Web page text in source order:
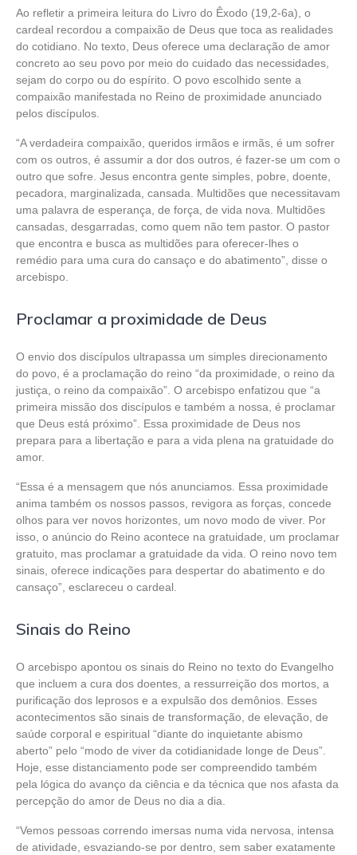
Ao refletir a primeira leitura do Livro do Êxodo (19,2-6a), o
cardeal recordou a compaixão de Deus que toca as realidades
do cotidiano. No texto, Deus oferece uma declaração de amor
concreto ao seu povo por meio do cuidado das necessidades,
sejam do corpo ou do espírito. O povo escolhido sente a
compaixão manifestada no Reino de proximidade anunciado
pelos discípulos.
“A verdadeira compaixão, queridos irmãos e irmãs, é um sofrer
com os outros, é assumir a dor dos outros, é fazer-se um com o
outro que sofre. Jesus encontra gente simples, pobre, doente,
pecadora, marginalizada, cansada. Multidões que necessitavam
uma palavra de esperança, de força, de vida nova. Multidões
cansadas, desgarradas, como quem não tem pastor. O pastor
que encontra e busca as multidões para oferecer-lhes o
remédio para uma cura do cansaço e do abatimento”, disse o
arcebispo.
Proclamar a proximidade de Deus
O envio dos discípulos ultrapassa um simples direcionamento
do povo, é a proclamação do reino “da proximidade, o reino da
justiça, o reino da compaixão”. O arcebispo enfatizou que “a
primeira missão dos discípulos e também a nossa, é proclamar
que Deus está próximo”. Essa proximidade de Deus nos
prepara para a libertação e para a vida plena na gratuidade do
amor.
“Essa é a mensagem que nós anunciamos. Essa proximidade
anima também os nossos passos, revigora as forças, concede
olhos para ver novos horizontes, um novo modo de viver. Por
isso, o anúncio do Reino acontece na gratuidade, um proclamar
gratuito, mas proclamar a gratuidade da vida. O reino novo tem
sinais, oferece indicações para despertar do abatimento e do
cansaço”, esclareceu o cardeal.
Sinais do Reino
O arcebispo apontou os sinais do Reino no texto do Evangelho
que incluem a cura dos doentes, a ressurreição dos mortos, a
purificação dos leprosos e a expulsão dos demônios. Esses
acontecimentos são sinais de transformação, de elevação, de
saúde corporal e espiritual “diante do inquietante abismo
aberto” pelo “modo de viver da cotidianidade longe de Deus”.
Hoje, esse distanciamento pode ser compreendido também
pela lógica do avanço da ciência e da técnica que nos afasta da
percepção do amor de Deus no dia a dia.
“Vemos pessoas correndo imersas numa vida nervosa, intensa
de atividade, esvaziando-se por dentro, sem saber exatamente